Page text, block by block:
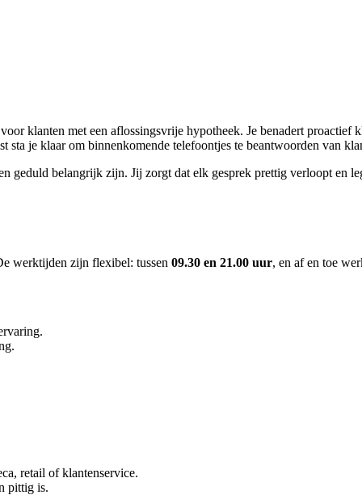
klanten met een aflossingsvrije hypotheek. Je benadert proactief
sta je klaar om binnenkomende telefoontjes te beantwoorden van
geduld belangrijk zijn. Jij zorgt dat elk gesprek prettig verloopt en
werktijden zijn flexibel: tussen 09.30 en 21.00 uur, en af en toe
retail of klantenservice.
pittig is.